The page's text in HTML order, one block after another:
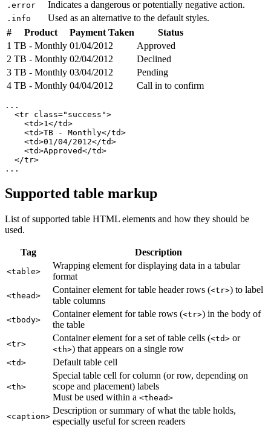
.error Indicates a dangerous or potentially negative action.
.info
Used as an alternative to the default styles.
#
Product Payment Taken
Status
1 TB - Monthly 01/04/2012
Approved
2 TB - Monthly 02/04/2012
Declined
3 TB - Monthly 03/04/2012
Pending
4 TB - Monthly 04/04/2012 Call in to confirm
...
  <tr class="success">
    <td>1</td>
    <td>TB - Monthly</td>
    <td>01/04/2012</td>
    <td>Approved</td>
  </tr>
...
Supported table markup
List of supported table HTML elements and how they should be
used.
Tag Description
<table>
Wrapping element for displaying data in a tabular
format
<thead>
Container element for table header rows (<tr>) to label
table columns
<tbody>
Container element for table rows (<tr>) in the body of
the table
<tr>
Container element for a set of table cells (<td> or
<th>) that appears on a single row
<td> Default table cell
<th>
Special table cell for column (or row, depending on
scope and placement) labels
Must be used within a <thead>
<caption>
Description or summary of what the table holds,
especially useful for screen readers